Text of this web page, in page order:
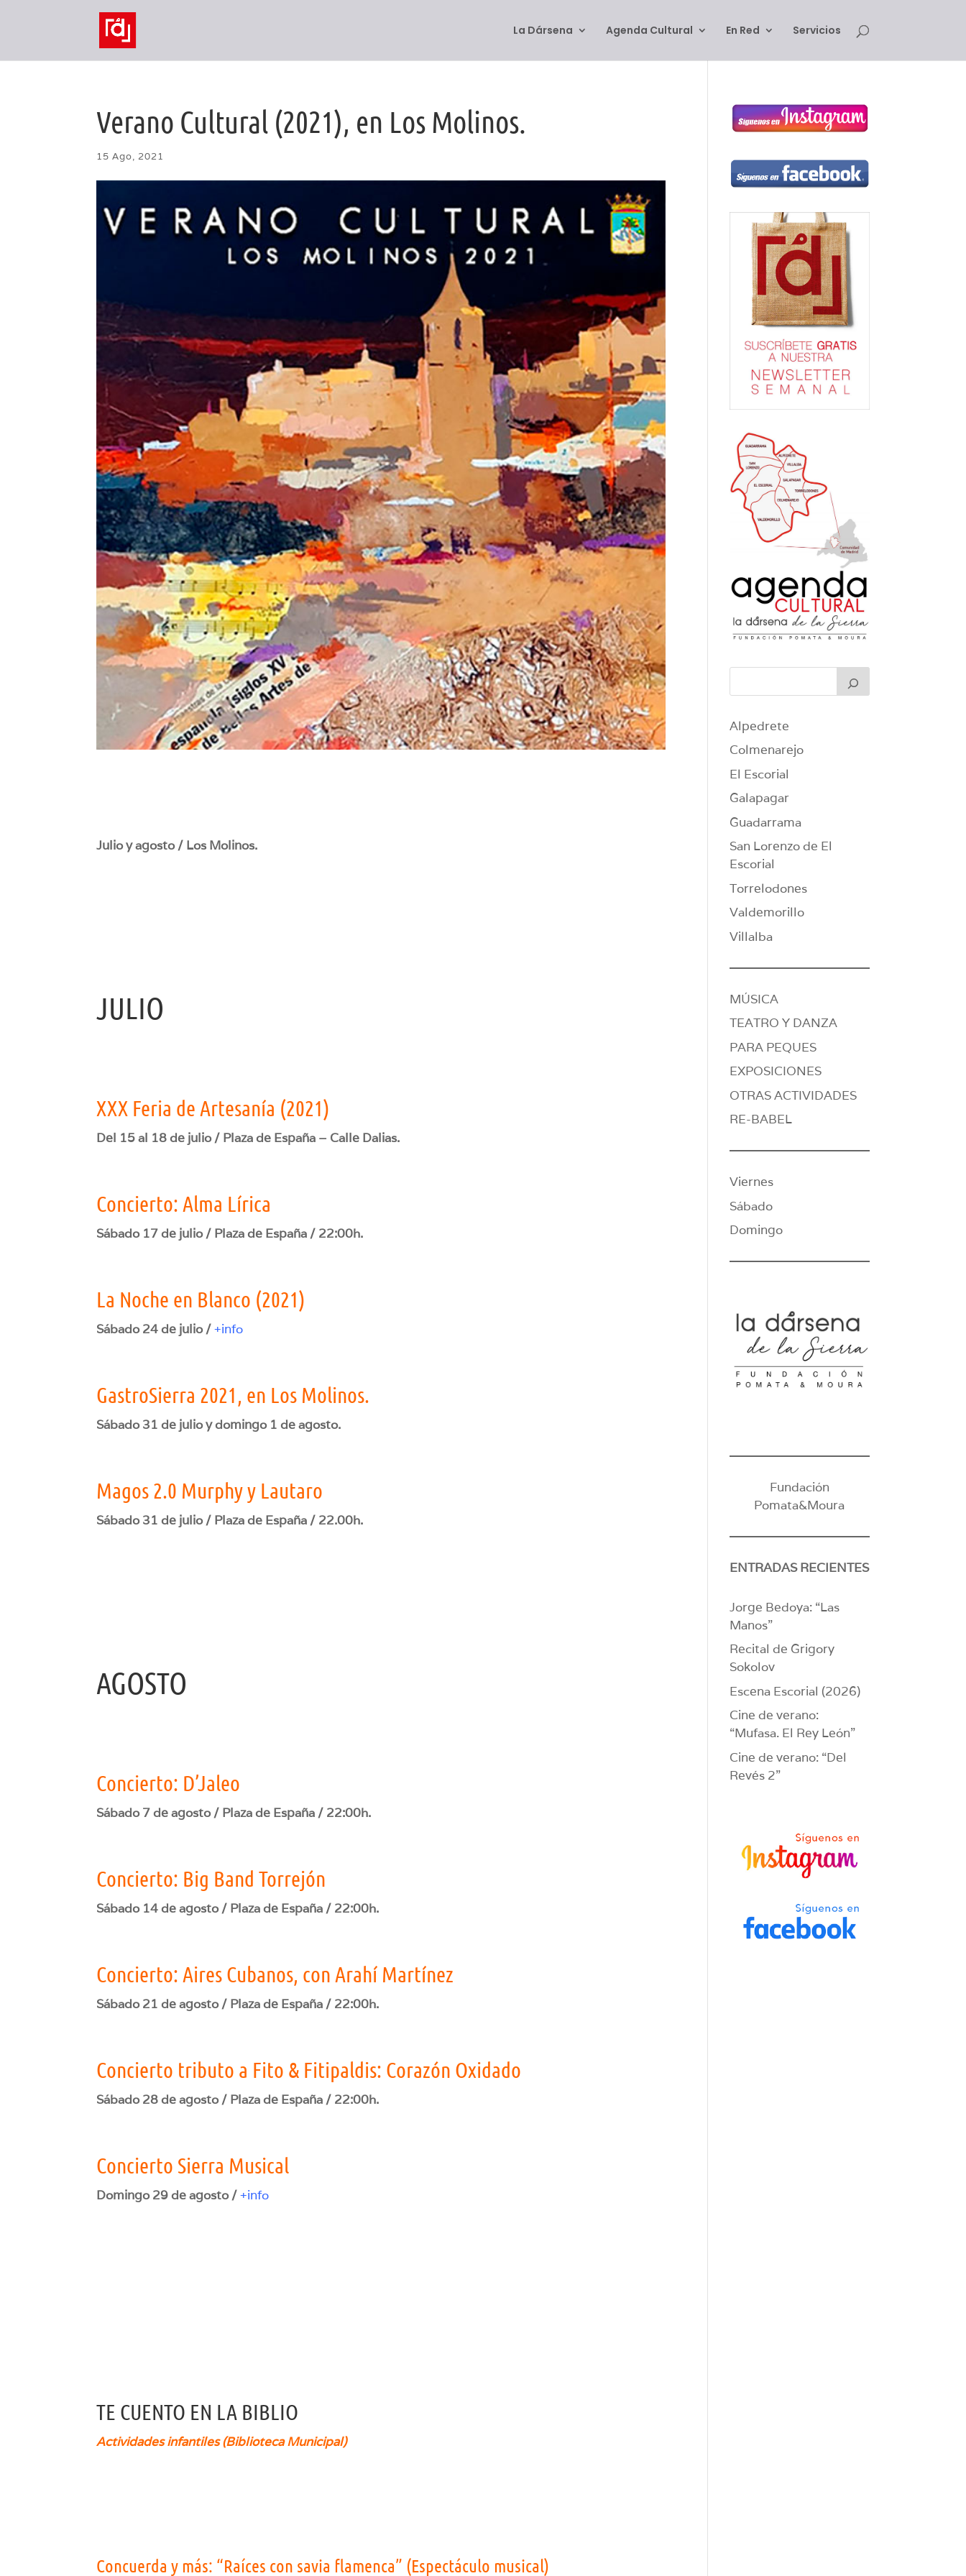
La Dársena Agenda Cultural En Red Servicios
Verano Cultural (2021), en Los Molinos.
15 Ago, 2021
Julio y agosto / Los Molinos.
JULIO
XXX Feria de Artesanía (2021)
Del 15 al 18 de julio / Plaza de España – Calle Dalias.
Concierto: Alma Lírica
Sábado 17 de julio / Plaza de España / 22:00h.
La Noche en Blanco (2021)
Sábado 24 de julio /+info
GastroSierra 2021, en Los Molinos.
Sábado 31 de julio y domingo 1 de agosto.
Magos 2.0 Murphy y Lautaro
Sábado 31 de julio / Plaza de España / 22.00h.
AGOSTO
Concierto: D’Jaleo
Sábado 7 de agosto / Plaza de España / 22:00h.
Concierto: Big Band Torrejón
Sábado 14 de agosto / Plaza de España / 22:00h.
Concierto: Aires Cubanos, con Arahí Martínez
Sábado 21 de agosto / Plaza de España / 22:00h.
Concierto tributo a Fito & Fitipaldis: Corazón Oxidado
Sábado 28 de agosto / Plaza de España / 22:00h.
Concierto Sierra Musical
Domingo 29 de agosto /+info
TE CUENTO EN LA BIBLIO
Actividades infantiles (Biblioteca Municipal)
Concuerda y más: “Raíces con savia flamenca” (Espectáculo musical)
Alpedrete
Colmenarejo
El Escorial
Galapagar
Guadarrama
San Lorenzo de El
Escorial
Torrelodones
Valdemorillo
Villalba
MÚSICA
TEATRO Y DANZA
PARA PEQUES
EXPOSICIONES
OTRAS ACTIVIDADES
RE-BABEL
Viernes
Sábado
Domingo
Fundación
Pomata&Moura
ENTRADAS RECIENTES
Jorge Bedoya: “Las
Manos”
Recital de Grigory
Sokolov
Escena Escorial (2026)
Cine de verano:
“Mufasa. El Rey León”
Cine de verano: “Del
Revés 2”